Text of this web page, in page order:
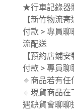
★行車記錄器
【新竹物流
付款 > 專員聊
流配送
【預約店鋪
付款 > 專員
🔸商品若有
🔸現貨商品
遇缺貨會聊聊